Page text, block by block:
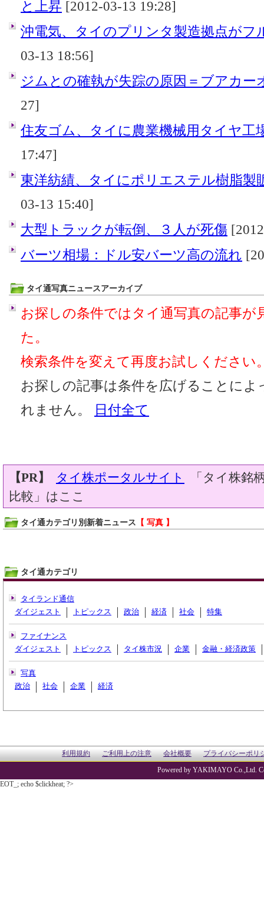
と上昇 [2012-03-13 19:28]
沖電気、タイのプリンタ製造拠点がフ
03-13 18:56]
ジムとの確執が失踪の原因＝ブアカー
27]
住友ゴム、タイに農業機械用タイヤ工
17:47]
東洋紡績、タイにポリエステル樹脂製
03-13 15:40]
大型トラックが転倒、３人が死傷
バーツ相場：ドル安バーツ高の流れ
タイ通写真ニュースアーカイブ
お探しの条件ではタイ通写真の記事が
た。
検索条件を変えて再度お試しください
お探しの記事は条件を広げることに
れません。
日付全て
【PR】 タイ株ポータルサイト
「タイ株銘
比較」はここ
タイ通カテゴリ別新着ニュース 【 写真 】
タイ通カテゴリ
タイランド通信
ダイジェスト
トピックス 政治 経済 社会 特集
ファイナンス
ダイジェスト
トピックス タイ株市況 企業 金融・経済政策
写真
政治
社会 企業 経済
利用規約 ご利用上の注意 会社概要 プライバシーポリ
Powered by YAKIMAYO Co.,Ltd.
EOT_; echo $clickheat; ?>